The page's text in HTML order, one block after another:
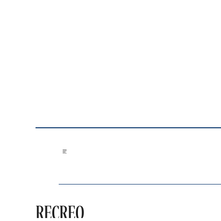
RECREO